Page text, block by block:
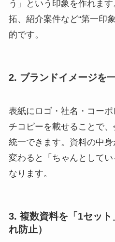
う」という印象を作れま
拓、紹介案件など“第一印
的です。
2. ブランドイメージを
表紙にロゴ・社名・コー
チコピーを載せることで
統一できます。資料の中
変わると「ちゃんとして
なります。
3. 複数資料を「1セッ
れ防止）